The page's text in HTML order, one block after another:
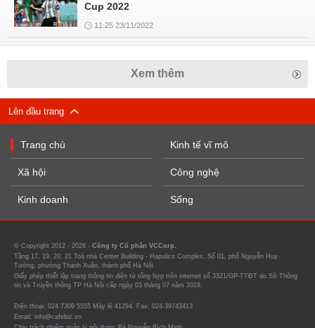
Cup 2022
11:25 23/11/2022
Xem thêm
Lên đầu trang
Trang chủ
Xã hội
Kinh doanh
Kinh tế vĩ mô
Công nghệ
Sống
© Copyright 2012 - 2026 - Công ty Cổ phần VCCorp.
Tầng 17, 19, 20, 21 Toà nhà Center Building - Hapulico Complex, Số 01, phố Nguyễn Huy
Tưởng, phường Thanh Xuân, thành phố Hà Nội
Giấy phép thiết lập trang thông tin điện tử tổng hợp trên internet số 3321/GP-TTĐT do Sở Thông
tin và Truyền thông TP Hà Nội cấp ngày 03 tháng 07 năm 2019.
Điện thoại: 024 7309 5555 Máy lẻ 41294. Fax: 024-39743413
Email: info@cafebiz.vn